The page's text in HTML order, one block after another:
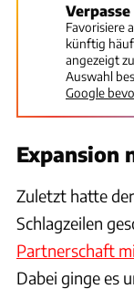
Favorisiere
künftig
angezeigt
Auswahl
Google
Expansion
Zuletzt hatte
Schlagzeilen
Partnerschaft
Dabei ginge es